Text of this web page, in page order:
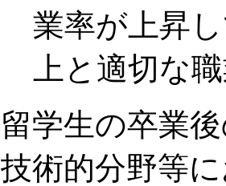
業率が上昇
上と適切な
留学生の卒業
技術的分野等